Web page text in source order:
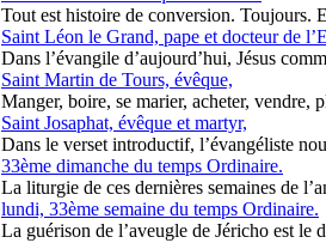
Tout est histoire de conversion. Toujours.
Saint Léon le Grand, pape et docteur de
Dans l’évangile d’aujourd’hui, Jésus
Saint Martin de Tours, évêque,
Manger, boire, se marier, acheter,
Saint Josaphat, évêque et martyr,
Dans le verset introductif, l’évangéliste
33ème dimanche du temps Ordinaire.
La liturgie de ces dernières semaines de
lundi, 33ème semaine du temps Ordinaire.
La guérison de l’aveugle de Jéricho est le